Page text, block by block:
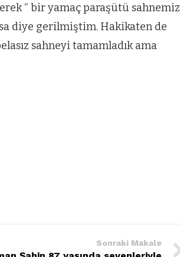
“ bir yamaç paraşütü sahnemiz
diye gerilmiştim. Hakikaten de
sahneyi tamamladık ama
Sonraki Makale